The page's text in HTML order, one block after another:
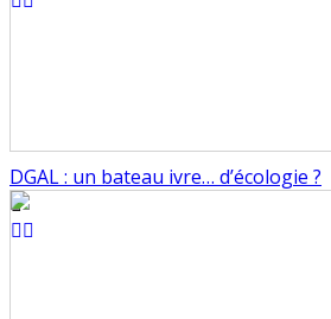
DGAL : un bateau ivre… d’écologie ?